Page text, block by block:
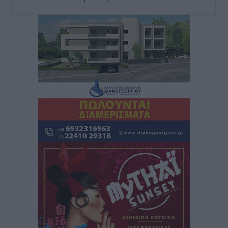
πριν 3 ώρες
Τα φοιτητικά ενοίκια «τινάζουν στον αέρα» τους
οικογενειακούς προϋπολογισμούς
Δύο νέοι ξενώνες παραδόθηκαν στις Ένοπλες
Δυνάμεις στη νήσο Ρω
Τοπικές Ειδήσεις• πριν 4 ώρες
Συνεχίζεται η έξοδος του Αυγούστου – Πάνω από
34.000 αναχωρούν σήμερα μόνο από τον Πειραιά
πριν 4 ώρες
Μόνιμες θέσεις στους παιδικούς σταθμούς: Οι
προϋποθέσεις, η 24μηνη εμπειρία και οι προθεσμίες